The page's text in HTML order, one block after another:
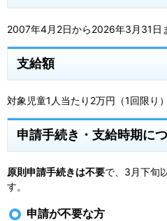
2007年4月2日から2026年3月31日
支給額
対象児童1人当たり2万円（1回限り）
申請手続き・支給時期に
原則申請手続きは不要で、3月下旬
す。
申請が不要な方